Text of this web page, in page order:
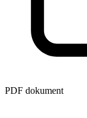
PDF dokument